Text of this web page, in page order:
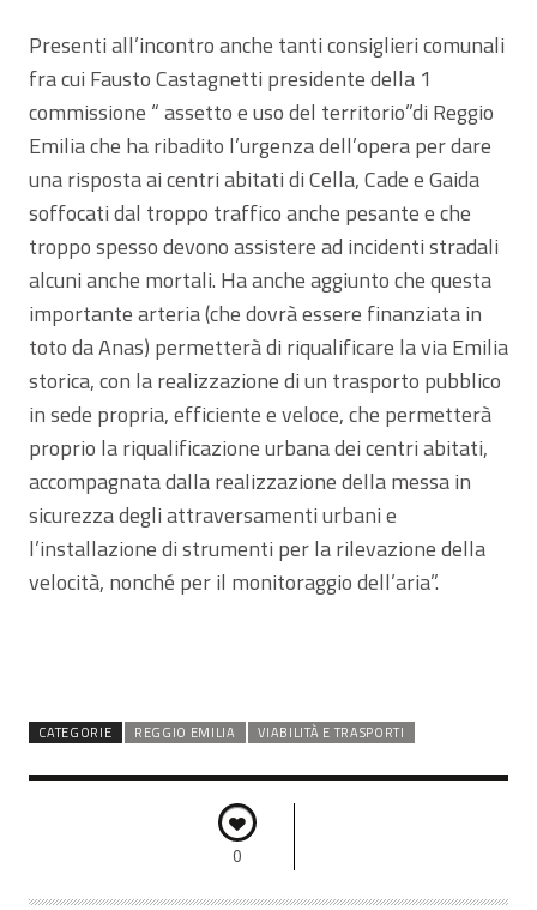
Presenti all’incontro anche tanti consiglieri comunali
fra cui Fausto Castagnetti presidente della 1
commissione “ assetto e uso del territorio”di Reggio
Emilia che ha ribadito l’urgenza dell’opera per dare
una risposta ai centri abitati di Cella, Cade e Gaida
soffocati dal troppo traffico anche pesante e che
troppo spesso devono assistere ad incidenti stradali
alcuni anche mortali. Ha anche aggiunto che questa
importante arteria (che dovrà essere finanziata in
toto da Anas) permetterà di riqualificare la via Emilia
storica, con la realizzazione di un trasporto pubblico
in sede propria, efficiente e veloce, che permetterà
proprio la riqualificazione urbana dei centri abitati,
accompagnata dalla realizzazione della messa in
sicurezza degli attraversamenti urbani e
l’installazione di strumenti per la rilevazione della
velocità, nonché per il monitoraggio dell’aria”.
CATEGORIE REGGIO EMILIA VIABILITÀ E TRASPORTI
0